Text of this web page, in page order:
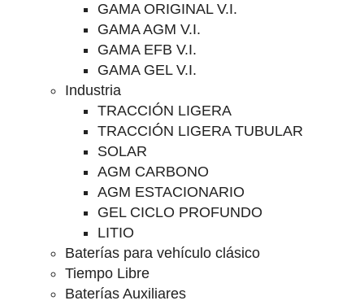
GAMA ORIGINAL V.I.
GAMA AGM V.I.
GAMA EFB V.I.
GAMA GEL V.I.
Industria
TRACCIÓN LIGERA
TRACCIÓN LIGERA TUBULAR
SOLAR
AGM CARBONO
AGM ESTACIONARIO
GEL CICLO PROFUNDO
LITIO
Baterías para vehículo clásico
Tiempo Libre
Baterías Auxiliares